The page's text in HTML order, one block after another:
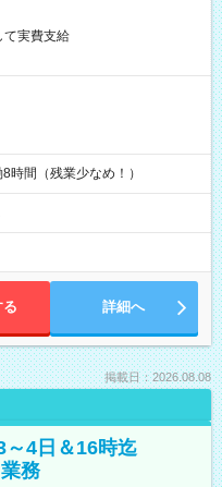
て実費支給
時間（残業少なめ！）
る 詳細へ
掲載日：2026.08.08
～4日＆16時迄
務